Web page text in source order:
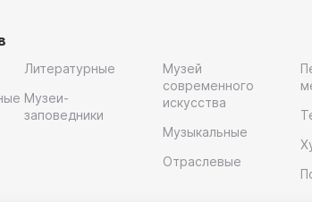
Литературные
Музеи-
заповедники
Музей
современного
искусства
Музыкальные
Отраслевые